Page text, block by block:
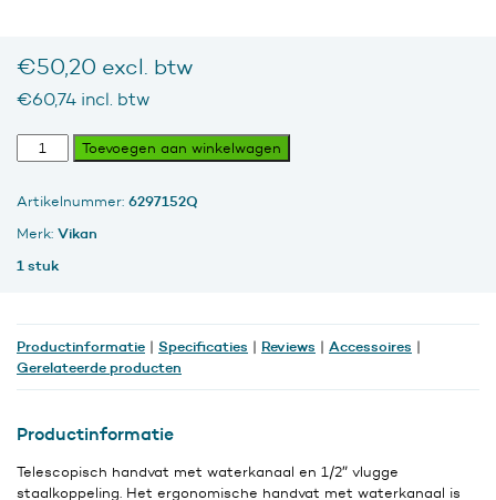
€50,20 excl. btw
€60,74 incl. btw
Telescoopsteel
MWD
1000-
16000
nippel
Toevoegen aan winkelwagen
Artikelnummer: 6297152Q
Merk: Vikan
1 stuk
Productinformatie | Specificaties | Reviews | Accessoires |
Gerelateerde producten
Productinformatie
Telescopisch handvat met waterkanaal en 1/2″ vlugge
staalkoppeling. Het ergonomische handvat met waterkanaal is